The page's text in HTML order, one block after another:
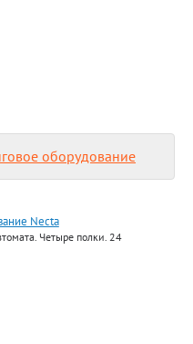
оборудование
Necta
Четыре полки. 24